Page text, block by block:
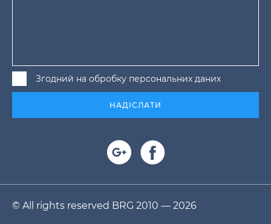
Згодний на обробку персональних даних
НАДІСЛАТИ
© All rights reserved BRG 2010 — 2026